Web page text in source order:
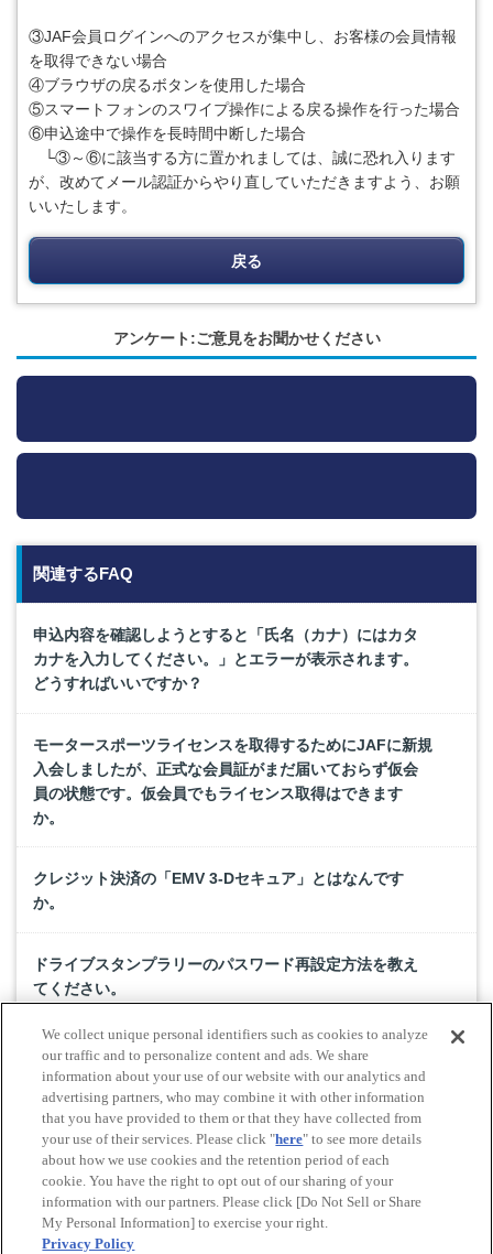
③JAF会員ログインへのアクセスが集中し、お客様の会員情報
を取得できない場合
④ブラウザの戻るボタンを使用した場合
⑤スマートフォンのスワイプ操作による戻る操作を行った場合
⑥申込途中で操作を長時間中断した場合
└③～⑥に該当する方に置かれましては、誠に恐れ入ります
が、改めてメール認証からやり直していただきますよう、お願
いいたします。
戻る
アンケート:ご意見をお聞かせください
関連するFAQ
申込内容を確認しようとすると「氏名（カナ）にはカタ
カナを入力してください。」とエラーが表示されます。
どうすればいいですか？
モータースポーツライセンスを取得するためにJAFに新規
入会しましたが、正式な会員証がまだ届いておらず仮会
員の状態です。仮会員でもライセンス取得はできます
か。
クレジット決済の「EMV 3-Dセキュア」とはなんです
か。
ドライブスタンプラリーのパスワード再設定方法を教え
てください。
ドライブ情報ページでログインをすると、ログインでき
ない。ページが表示できませんのページから先に進めな
いです。
Do Not Sell or Share My Personal Information
© All rights reserved. JAF
We collect unique personal identifiers such as cookies to analyze
our traffic and to personalize content and ads. We share
information about your use of our website with our analytics and
advertising partners, who may combine it with other information
that you have provided to them or that they have collected from
your use of their services. Please click "here" to see more details
about how we use cookies and the retention period of each
cookie. You have the right to opt out of our sharing of your
information with our partners. Please click [Do Not Sell or Share
My Personal Information] to exercise your right.
Privacy Policy